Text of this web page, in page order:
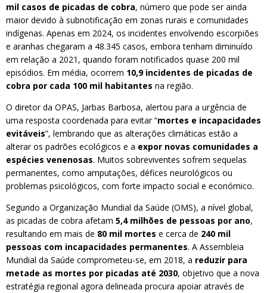
mil casos de picadas de cobra, número que pode ser ainda
maior devido à subnotificação em zonas rurais e comunidades
indígenas. Apenas em 2024, os incidentes envolvendo escorpiões
e aranhas chegaram a 48.345 casos, embora tenham diminuído
em relação a 2021, quando foram notificados quase 200 mil
episódios. Em média, ocorrem 10,9 incidentes de picadas de
cobra por cada 100 mil habitantes na região.
O diretor da OPAS, Jarbas Barbosa, alertou para a urgência de
uma resposta coordenada para evitar “mortes e incapacidades
evitáveis”, lembrando que as alterações climáticas estão a
alterar os padrões ecológicos e a expor novas comunidades a
espécies venenosas. Muitos sobreviventes sofrem sequelas
permanentes, como amputações, défices neurológicos ou
problemas psicológicos, com forte impacto social e económico.
Segundo a Organização Mundial da Saúde (OMS), a nível global,
as picadas de cobra afetam 5,4 milhões de pessoas por ano,
resultando em mais de 80 mil mortes e cerca de 240 mil
pessoas com incapacidades permanentes. A Assembleia
Mundial da Saúde comprometeu-se, em 2018, a reduzir para
metade as mortes por picadas até 2030, objetivo que a nova
estratégia regional agora delineada procura apoiar através de